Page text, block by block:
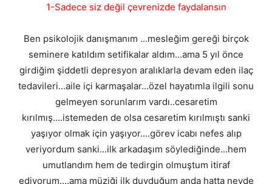
1-Sadece siz değil çevrenizde faydalansın
Ben psikolojik danışmanım ...mesleğim gereği birçok
seminere katıldım setifikalar aldım...ama 5 yıl önce
girdiğim şiddetli depresyon aralıklarla devam eden ilaç
tedavileri...aile içi karmaşalar...özel hayatımla ilgili sonu
gelmeyen sorunlarım vardı..cesaretim
kırılmış....istemeden de olsa cesaretim kırılmıştı sanki
yaşıyor olmak için yaşıyor....görev icabı nefes alıp
veriyordum sanki...ilk arkadaşım söylediğinde...hem
umutlandım hem de tedirgin olmuştum itiraf
ediyorum....ama müziği ilk duyduğum anda hatta neyde